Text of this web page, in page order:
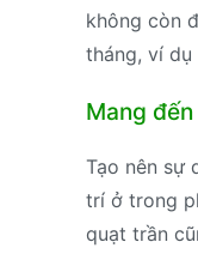
không còn
tháng, ví dụ
Mang
Tạo nên sự
trí ở trong
quạt trần